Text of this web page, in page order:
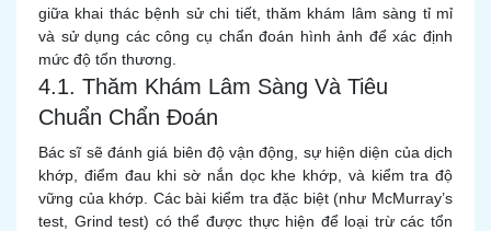
giữa khai thác bệnh sử chi tiết, thăm khám lâm sàng tỉ mỉ
và sử dụng các công cụ chẩn đoán hình ảnh để xác định
mức độ tổn thương.
4.1. Thăm Khám Lâm Sàng Và Tiêu
Chuẩn Chẩn Đoán
Bác sĩ sẽ đánh giá biên độ vận động, sự hiện diện của dịch
khớp, điểm đau khi sờ nắn dọc khe khớp, và kiểm tra độ
vững của khớp. Các bài kiểm tra đặc biệt (như McMurray’s
test, Grind test) có thể được thực hiện để loại trừ các tổn